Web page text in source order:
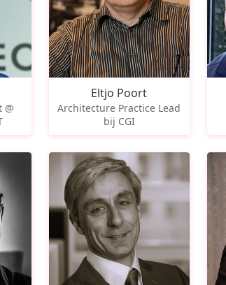
@
Eltjo Poort
Architecture Practice Lead
bij CGI